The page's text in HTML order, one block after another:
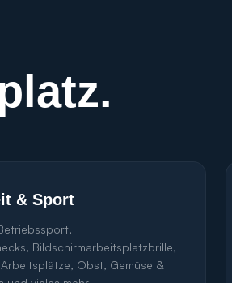
& Sport
Bildschirmarbeitsplatzbrille,
Obst, Gemüse &